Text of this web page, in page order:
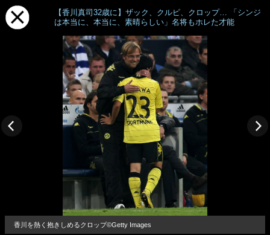
【香川真司32歳に】ザック、クルピ、クロップ… 「シンジ
は本当に、本当に、素晴らしい」名将もホレた才能
香川を熱く抱きしめるクロップ©Getty Images